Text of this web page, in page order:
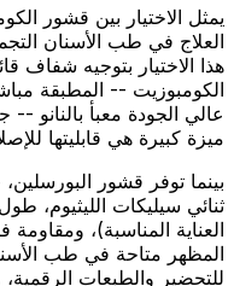
يمثل الاختيار بين قشور
العلاج في طب الأسنان
هذا الاختيار بتوجيه شفاف
الكومبوزيت -- المطبقة
عالي الجودة معبأ بالنانو --
ميزة كبيرة هي قابليتها
العناية المناسبة)، ومقاومة
المظهر متاحة في طب
للتحضير والطبعات